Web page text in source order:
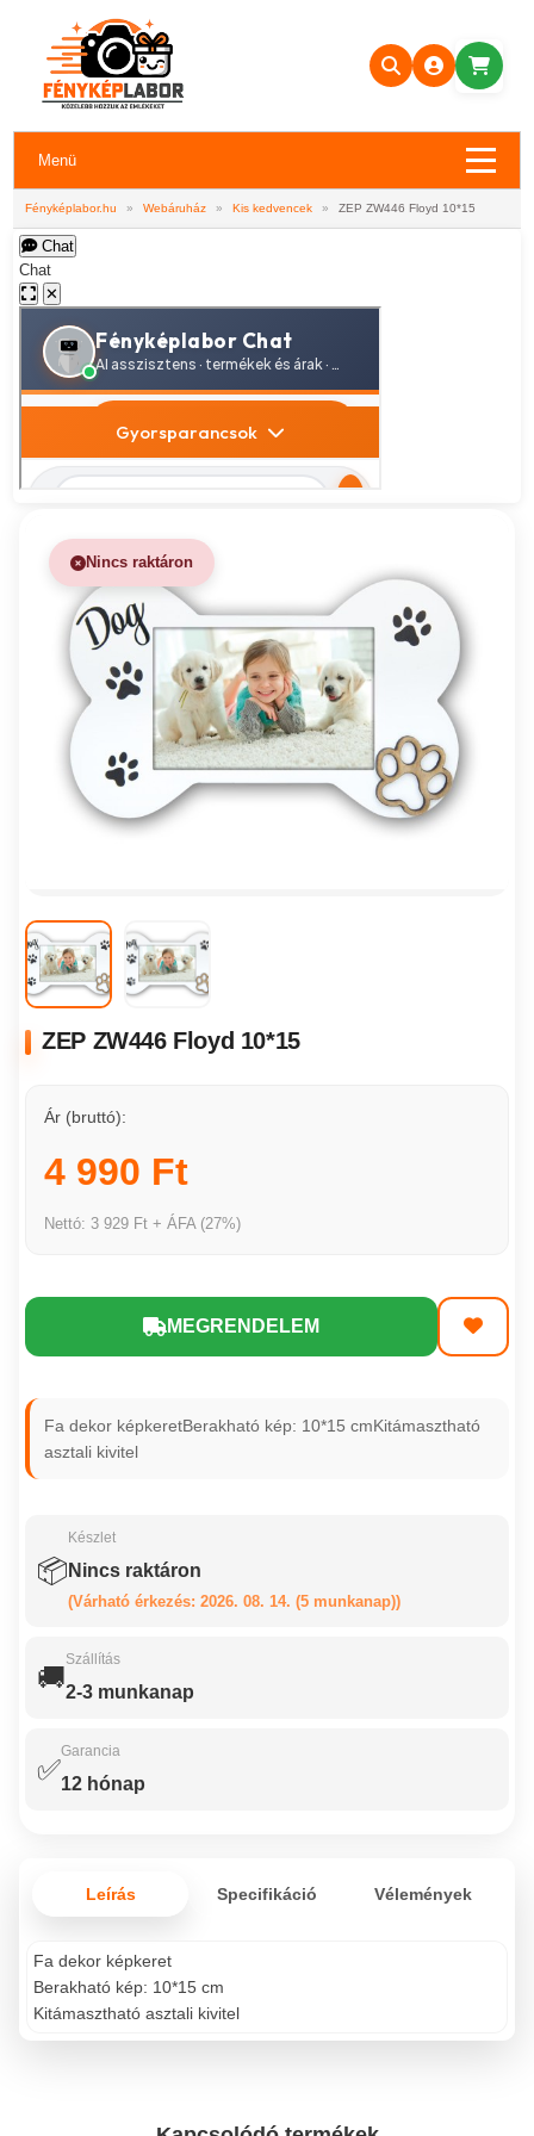
Menü
Fényképlabor.hu » Webáruház » Kis kedvencek » ZEP ZW446 Floyd 10*15
Chat
Chat
✕
Nincs raktáron
ZEP ZW446 Floyd 10*15
Ár (bruttó):
4 990 Ft
Nettó: 3 929 Ft + ÁFA (27%)
MEGRENDELEM
Fa dekor képkeretBerakható kép: 10*15 cmKitámasztható
asztali kivitel
📦
Készlet
Nincs raktáron
(Várható érkezés: 2026. 08. 14. (5 munkanap))
🚚
Szállítás
2-3 munkanap
✅
Garancia
12 hónap
Leírás Specifikáció Vélemények
Fa dekor képkeret
Berakható kép: 10*15 cm
Kitámasztható asztali kivitel